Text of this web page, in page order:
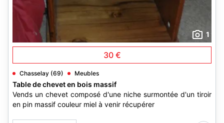
1
30 €
Chasselay (69) Meubles
Table de chevet en bois massif
Vends un chevet composé d'une niche surmontée d'un tiroir
en pin massif couleur miel à venir récupérer